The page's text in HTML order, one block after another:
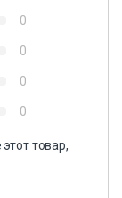
0
0
0
0
товар,